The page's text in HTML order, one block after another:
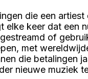
die een artiest
elke keer dat een
of
met
die betalingen
nieuwe muziek